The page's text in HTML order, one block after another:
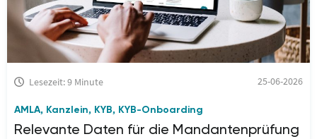
Lesezeit: 9 Minute 25-06-2026
AMLA, Kanzlein, KYB, KYB-Onboarding
Relevante Daten für die Mandantenprüfung